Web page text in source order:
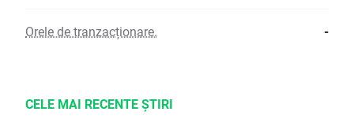
Orele de tranzacționare. -
CELE MAI RECENTE ȘTIRI